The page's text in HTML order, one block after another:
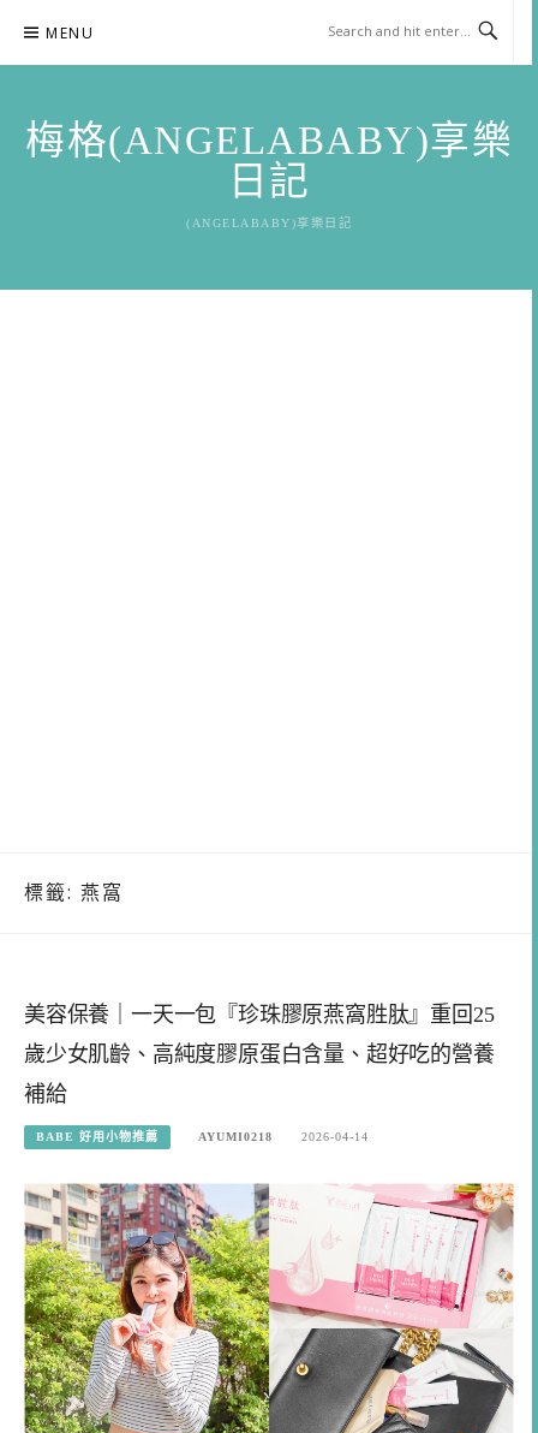
content
MENU
梅格(ANGELABABY)享樂
日記
(ANGELABABY)享樂日記
標籤: 燕窩
美容保養｜一天一包『珍珠膠原燕窩胜肽』重回25
歲少女肌齡、高純度膠原蛋白含量、超好吃的營養
補給
BABE 好用小物推薦 AYUMI0218 2026-04-14